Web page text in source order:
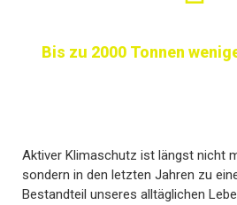
Bis zu 2000 Tonnen
Aktiver Klimaschutz ist längst nicht
sondern in den letzten Jahren zu
Bestandteil unseres alltäglichen